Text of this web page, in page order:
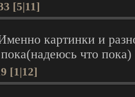
[5|11]
картинки и
что
[1|12]